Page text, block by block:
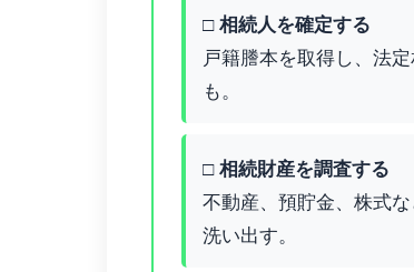
□ 相続人を確定する
戸籍謄本を取得し、法
も。
□ 相続財産を調査する
不動産、預貯金、株式
洗い出す。